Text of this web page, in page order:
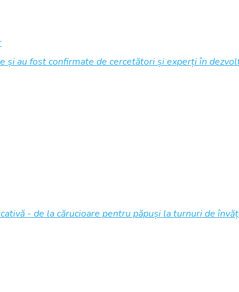
au fost confirmate de cercetători și experți în
- de la cărucioare pentru păpuși la turnuri de